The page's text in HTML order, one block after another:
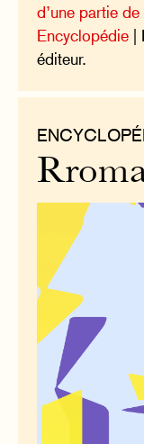
d’une partie
Encyclopédie
éditeur.